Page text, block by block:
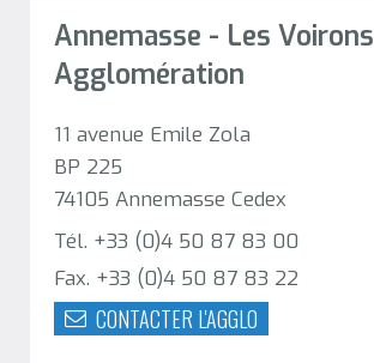
Annemasse - Les Voirons
Agglomération
11 avenue Emile Zola
BP 225
74105 Annemasse Cedex
Tél. +33 (0)4 50 87 83 00
Fax. +33 (0)4 50 87 83 22
CONTACTER L'AGGLO